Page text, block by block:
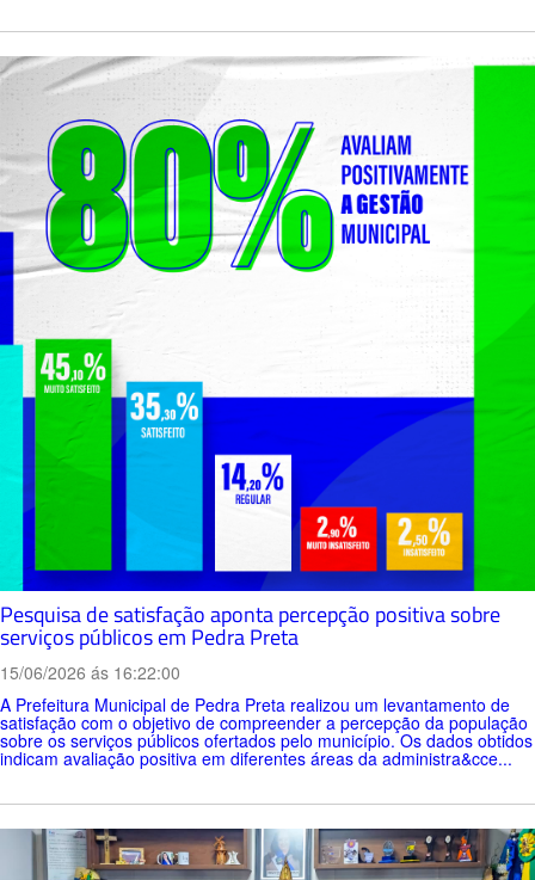
Pesquisa de satisfação aponta percepção positiva sobre
serviços públicos em Pedra Preta
15/06/2026 ás 16:22:00
A Prefeitura Municipal de Pedra Preta realizou um levantamento de
satisfação com o objetivo de compreender a percepção da população
sobre os serviços públicos ofertados pelo município. Os dados obtidos
indicam avaliação positiva em diferentes áreas da administra&cce...